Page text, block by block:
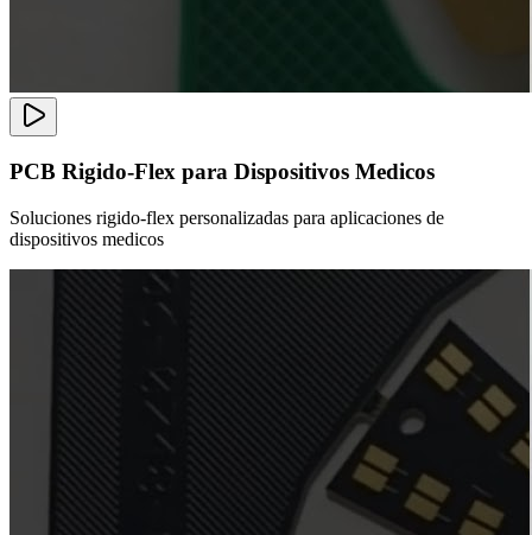
PCB Rigido-Flex para Dispositivos Medicos
Soluciones rigido-flex personalizadas para aplicaciones de
dispositivos medicos